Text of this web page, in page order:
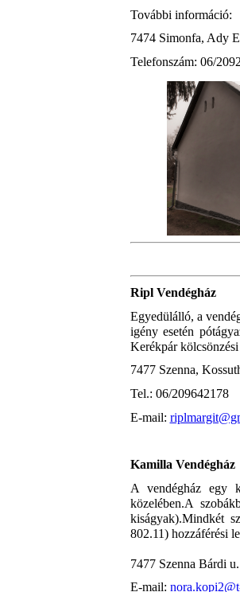
További információ:
7474 Simonfa, Ady
Telefonszám: 06/
Ripl Vendégház
Egyedülálló, a
igény esetén
Kerékpár
7477 Szenna,
Tel.: 06/209642178
E-mail:
Kamilla Vendégház
A vendégház egy
közelében.A
kiságyak).Mindkét
802.11) hozzáférési
7477 Szenna Bárdi
E-mail: